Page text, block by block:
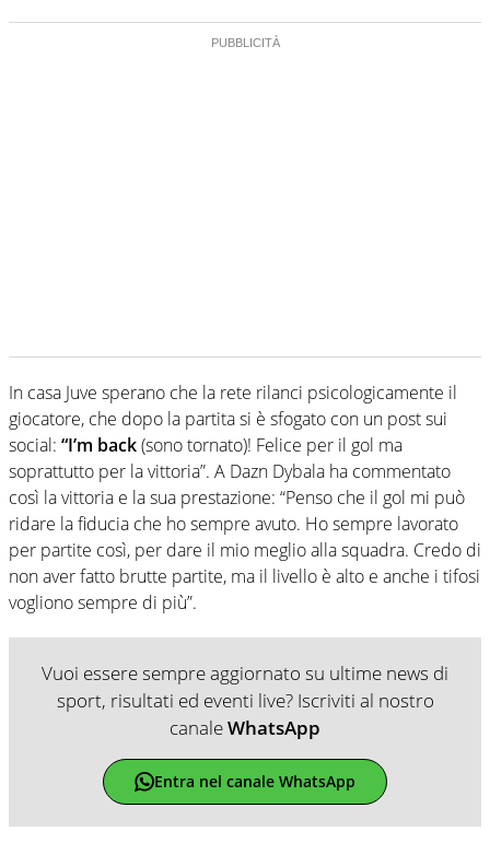
In casa Juve sperano che la rete rilanci psicologicamente il
giocatore, che dopo la partita si è sfogato con un post sui
social: “I’m back(sono tornato)! Felice per il gol ma
soprattutto per la vittoria”. A Dazn Dybala ha commentato
così la vittoria e la sua prestazione: “Penso che il gol mi può
ridare la fiducia che ho sempre avuto. Ho sempre lavorato
per partite così, per dare il mio meglio alla squadra. Credo di
non aver fatto brutte partite, ma il livello è alto e anche i tifosi
vogliono sempre di più”.
Vuoi essere sempre aggiornato su ultime news di
sport, risultati ed eventi live? Iscriviti al nostro
canaleWhatsApp
Entra nel canale WhatsApp